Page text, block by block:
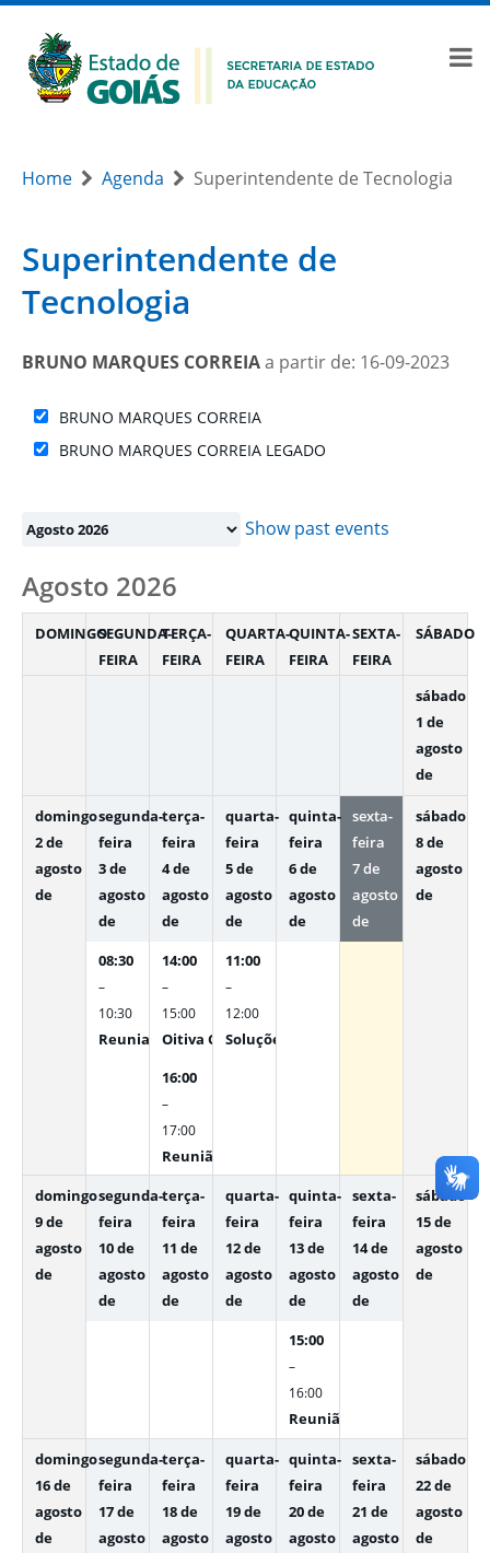
Home Agenda Superintendente de Tecnologia
Superintendente de
Tecnologia
BRUNO MARQUES CORREIAa partir de: 16-09-2023
BRUNO MARQUES CORREIA
BRUNO MARQUES CORREIA LEGADO
selection
Show past events
Agosto 2026
DOMINGOSEGUNDA-
FEIRA
TERÇA-
FEIRA
QUARTA-
FEIRA
QUINTA-
FEIRA
SEXTA-
FEIRA
SÁBADO
sábado
1 de
agosto
de
domingo
2 de
agosto
de
segunda-
feira
3 de
agosto
de
08:30
–
10:30
Reuniao com gerentes SITI
terça-
feira
4 de
agosto
de
14:00
–
15:00
Oitiva Corregedoria
16:00
–
17:00
Reunião de alinhamento equipe Memora
quarta-
feira
5 de
agosto
de
11:00
–
12:00
Soluções de Tecnologia
quinta-
feira
6 de
agosto
de
sexta-
feira
7 de
agosto
de
sábado
8 de
agosto
de
domingo
9 de
agosto
de
segunda-
feira
10 de
agosto
de
terça-
feira
11 de
agosto
de
quarta-
feira
12 de
agosto
de
quinta-
feira
13 de
agosto
de
15:00
–
16:00
Reunião para
sexta-
feira
14 de
agosto
de
sábado
15 de
agosto
de
domingo
16 de
agosto
de
segunda-
feira
17 de
agosto
terça-
feira
18 de
agosto
quarta-
feira
19 de
agosto
quinta-
feira
20 de
agosto
sexta-
feira
21 de
agosto
sábado
22 de
agosto
de